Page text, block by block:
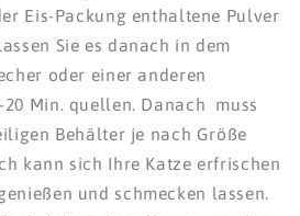
Eis-Packung enthaltene Pulver
Sie es danach in dem
oder einer anderen
Min. quellen. Danach muss
Behälter je nach Größe
kann sich Ihre Katze erfrischen
und schmecken lassen.